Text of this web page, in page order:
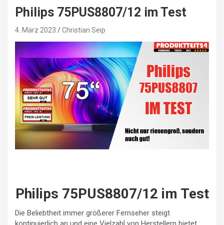
Philips 75PUS8807/12 im Test
4. März 2023 Christian Seip
Philips 75PUS8807/12 im Test
Die Beliebtheit immer größerer Fernseher steigt